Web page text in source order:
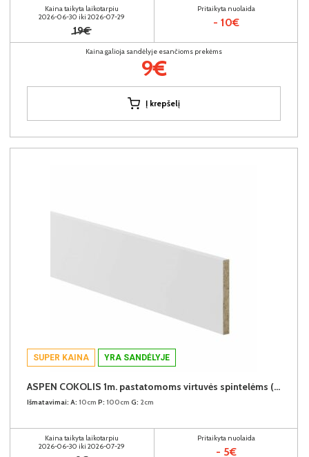
Kaina taikyta laikotarpiu
2026-06-30 iki 2026-07-29
19€
Pritaikyta nuolaida
- 10€
Kaina galioja sandėlyje esančioms prekėms
9€
Į krepšelį
SUPER KAINA YRA SANDĖLYJE
ASPEN COKOLIS 1m. pastatomoms virtuvės spintelėms (1 metras) (Baltas)
Išmatavimai: A: 10cm P: 100cm G: 2cm
Kaina taikyta laikotarpiu
2026-06-30 iki 2026-07-29
Pritaikyta nuolaida
- 5€